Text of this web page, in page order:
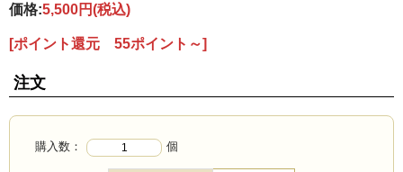
価格:5,500円(税込)
[ポイント還元 55ポイント～]
注文
購入数： 個